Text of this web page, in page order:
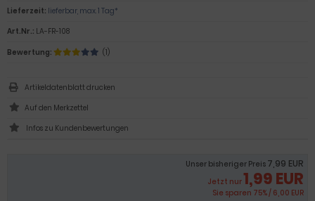
Unser bisheriger Preis 7,99 EUR
Jetzt nur1,99 EUR
Sie sparen 75% / 6,00 EUR
Lieferzeit: lieferbar, max. 1 Tag*
Art.Nr.: LA-FR-108
Bewertung:
(1)
Artikeldatenblatt drucken
Infos zu Kundenbewertungen